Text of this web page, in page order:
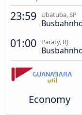
23:59 Ubatuba, SP
01:00 Paraty, RJ
Economy